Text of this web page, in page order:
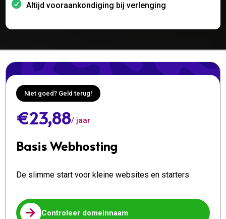
Altijd vooraankondiging bij verlenging
Niet goed? Geld terug!
€23,88/ jaar
Basis Webhosting
De slimme start voor kleine websites en starters
 Controleer domeinnaam